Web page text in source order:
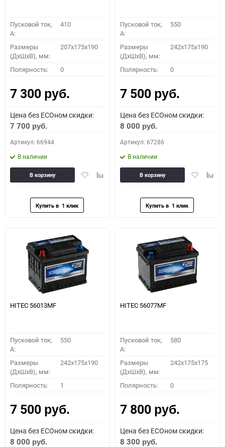
Пусковой ток,
A:
410
Размеры
(ДхШхВ), мм:
207x175x190
Полярность: 0
7 300 руб.
Цена без ECOном скидки:
7 700 руб.
Артикул: 66944
В наличии
ДобавитьДобавить
В корзину
Пусковой ток,
A:
550
Размеры
(ДхШхВ), мм:
242x175x190
Полярность: 0
7 500 руб.
Цена без ECOном скидки:
8 000 руб.
Артикул: 67286
В наличии
Добавить
В корзину
HITEC 56013MF
Пусковой ток,
A:
550
Размеры
(ДхШхВ), мм:
242x175x190
Полярность: 1
7 500 руб.
Цена без ECOном скидки:
8 000 руб.
HITEC 56077MF
Пусковой ток,
A:
580
Размеры
(ДхШхВ), мм:
242x175x175
Полярность: 0
7 800 руб.
Цена без ECOном скидки:
8 300 руб.